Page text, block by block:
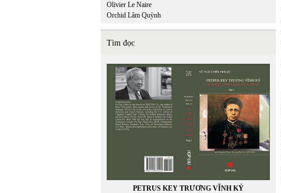
Olivier Le Naire
Orchid Lâm Quỳnh
Tìm đọc
PETRUS KEY TRƯƠNG VĨNH KÝ